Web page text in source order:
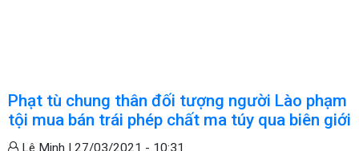
Phạt tù chung thân đối tượng người Lào phạm
tội mua bán trái phép chất ma túy qua biên giới
Lê Minh | 27/03/2021 - 10:31